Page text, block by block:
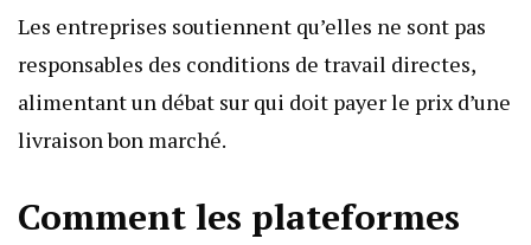
Les entreprises soutiennent qu’elles ne sont pas
responsables des conditions de travail directes,
alimentant un débat sur qui doit payer le prix d’une
livraison bon marché.
Comment les plateformes